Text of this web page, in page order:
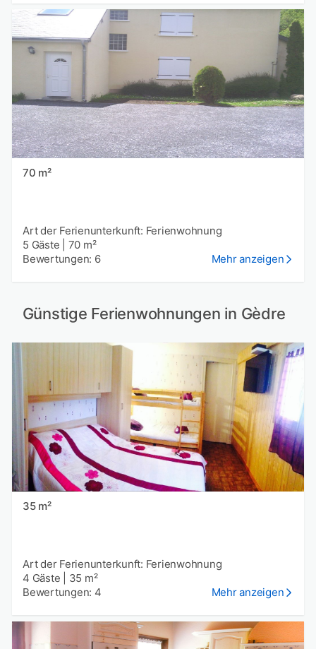
70 m²
Art der Ferienunterkunft: Ferienwohnung
5 Gäste
70 m²
Bewertungen: 6
Mehr anzeigen
Günstige Ferienwohnungen in Gèdre
35 m²
Art der Ferienunterkunft: Ferienwohnung
4 Gäste
35 m²
Bewertungen: 4
Mehr anzeigen